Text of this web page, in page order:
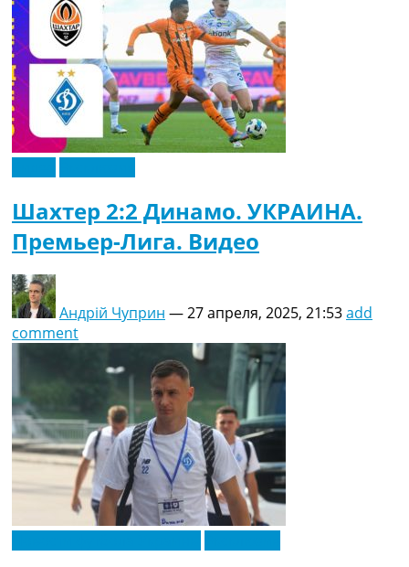
Шахтер 2:2 Динамо. УКРАИНА.
Премьер-Лига. Видео
Андрій Чуприн —27 апреля, 2025, 21:53add
comment